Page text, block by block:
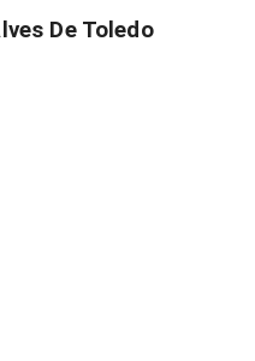
De Toledo